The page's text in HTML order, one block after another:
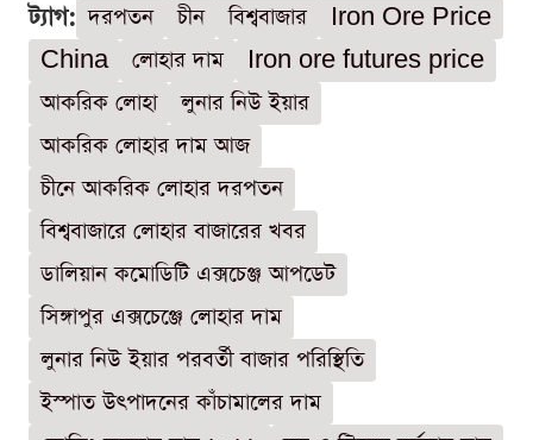
ট্যাগ: দরপতন চীন বিশ্ববাজার
Iron Ore Price
China
লোহার দাম
Iron ore futures price
আকরিক লোহা
লুনার নিউ ইয়ার
আকরিক লোহার দাম আজ
চীনে আকরিক লোহার দরপতন
বিশ্ববাজারে লোহার বাজারের খবর
ডালিয়ান কমোডিটি এক্সচেঞ্জ আপডেট
সিঙ্গাপুর এক্সচেঞ্জে লোহার দাম
লুনার নিউ ইয়ার পরবর্তী বাজার পরিস্থিতি
ইস্পাত উৎপাদনের কাঁচামালের দাম